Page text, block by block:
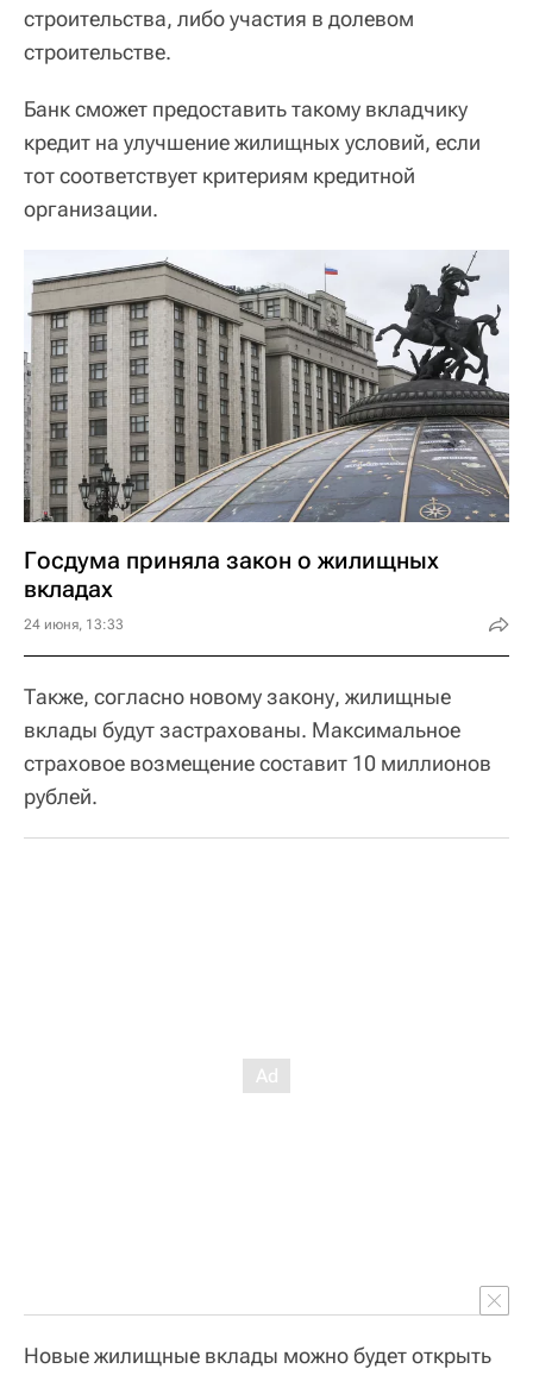
строительства, либо участия в долевом
строительстве.
Банк сможет предоставить такому вкладчику
кредит на улучшение жилищных условий, если
тот соответствует критериям кредитной
организации.
Госдума приняла закон о жилищных
вкладах
24 июня, 13:33
Также, согласно новому закону, жилищные
вклады будут застрахованы. Максимальное
страховое возмещение составит 10 миллионов
рублей.
Новые жилищные вклады можно будет открыть